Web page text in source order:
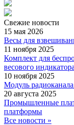
Свежие новости
15 мая 2026
Весы для
11 ноября 2025
Комплект для
весового индикатора
10 ноября 2025
Модуль
20 августа 2025
Промышленные
платформы
Все новости »